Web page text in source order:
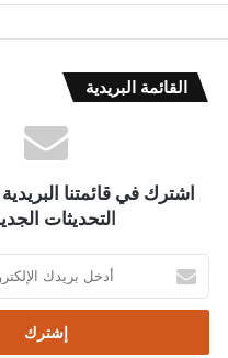
القائمة البريدية
اشترك في قائمتنا
التحديثات
بريدك
الإلكتروني